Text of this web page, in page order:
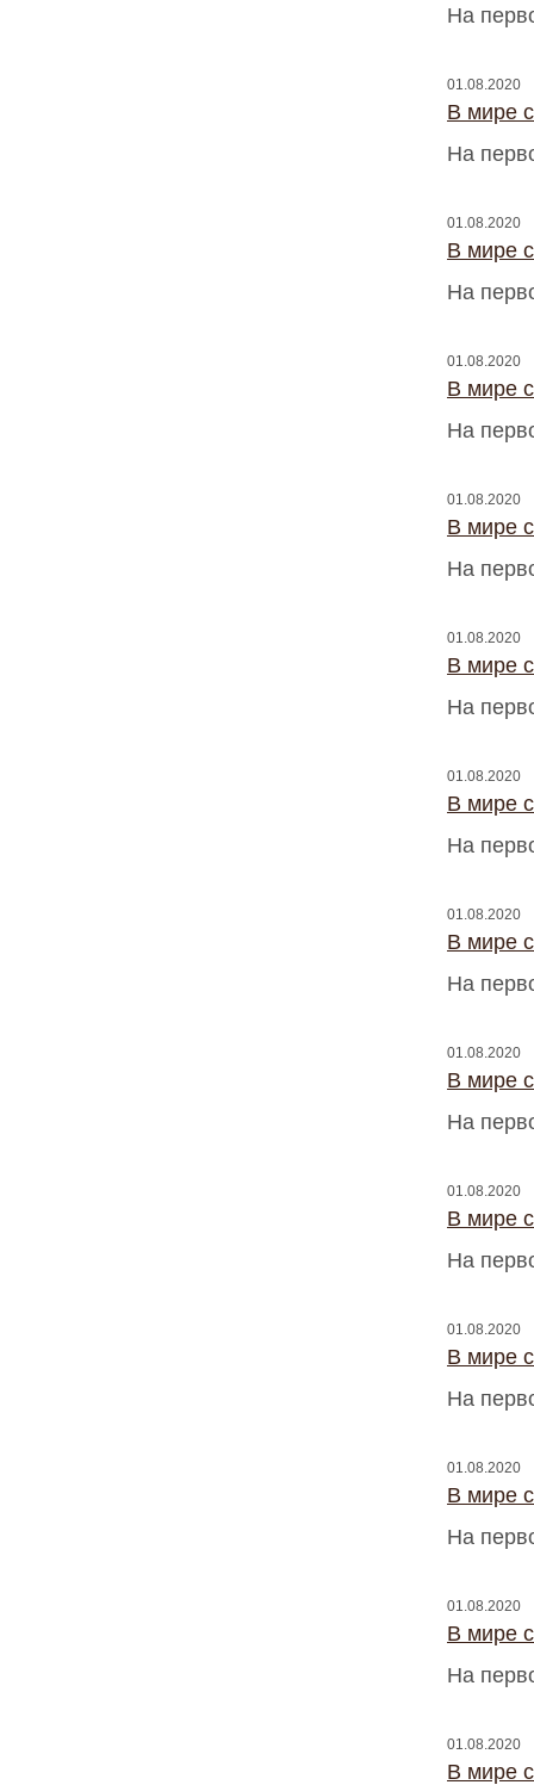
На
01.08.2020
В мире
На
01.08.2020
В мире
На
01.08.2020
В мире
На
01.08.2020
В мире
На
01.08.2020
В мире
На
01.08.2020
В мире
На
01.08.2020
В мире
На
01.08.2020
В мире
На
01.08.2020
В мире
На
01.08.2020
В мире
На
01.08.2020
В мире
На
01.08.2020
В мире
На
01.08.2020
В мире